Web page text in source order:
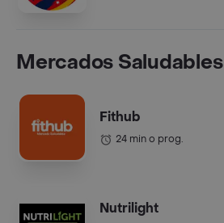
Mercados Saludables
Fithub
24 min o prog.
Nutrilight